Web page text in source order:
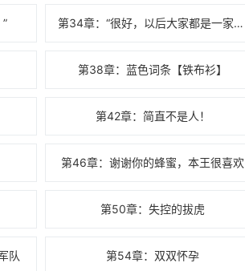
第34章：“很好，以后大家都是一家人！
第38章：蓝色词条【铁布衫】
第42章：简直不是人！
第46章：谢谢你的蜂蜜，本王很喜欢
第50章：失控的拔虎
队 第54章：双双怀孕